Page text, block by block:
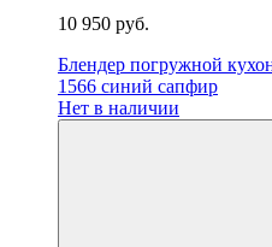
10 950 руб.
Блендер погружной
1566 синий сапфир
Нет в наличии